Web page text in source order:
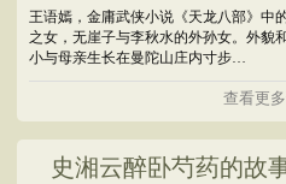
王语嫣，金庸武侠小说《天龙八部》中
之女，无崖子与李秋水的外孙女。外貌
小与母亲生长在曼陀山庄内寸步…
查看更
史湘云醉卧芍药的故